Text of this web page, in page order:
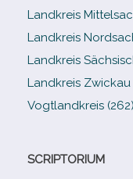
Landkreis
Landkreis
Landkreis
Landkreis Zwickau
Vogtlandkreis (262)
SCRIPTORIUM